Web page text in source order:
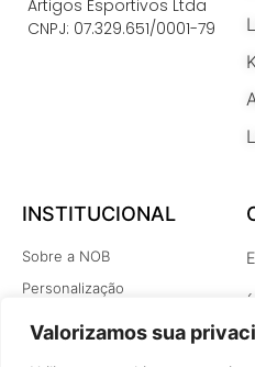
Valorizamos sua
Artigos Esportivos Ltda
CNPJ: 07.329.651/0001-79
INSTITUCIONAL
Sobre a NOB
Personalização
Como comprar